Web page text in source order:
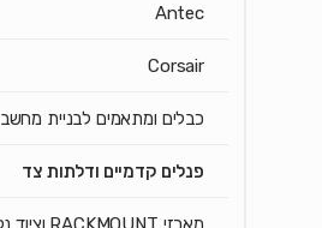
Antec
Corsair
כבלים ומתאמים לבניית מחשב
פנלים קדמיים ודלתות צד